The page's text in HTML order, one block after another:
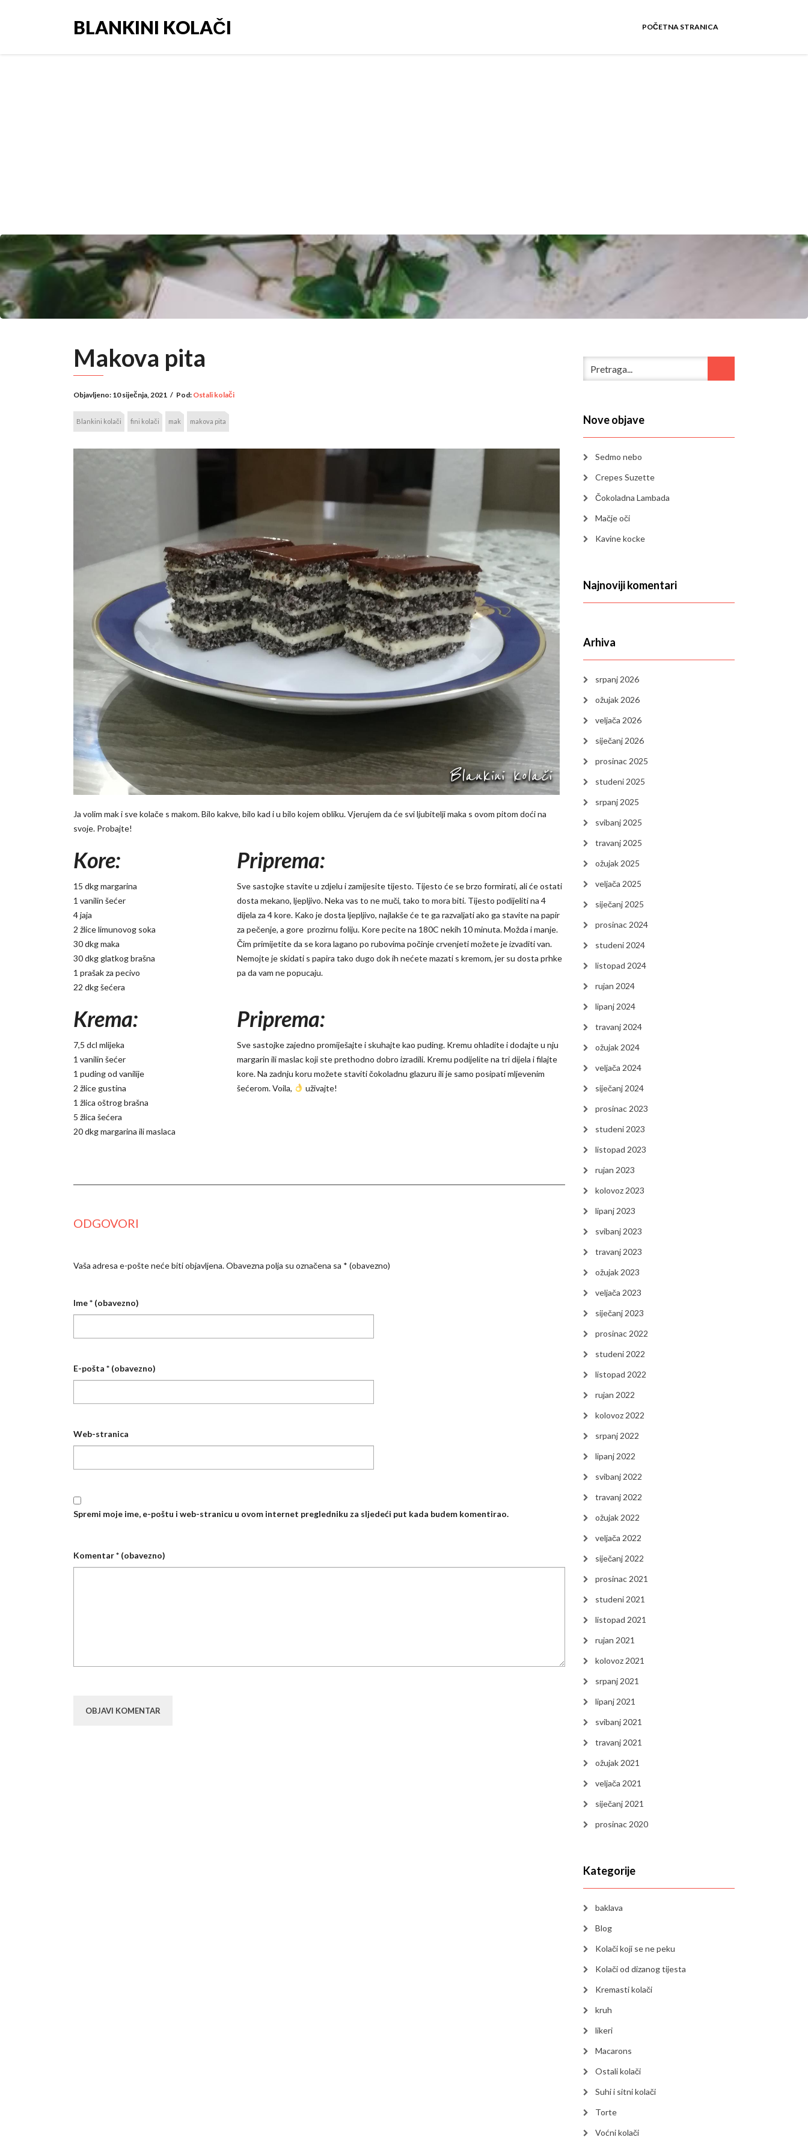
BLANKINI KOLAČI POČETNA STRANICA
Makova pita
Objavljeno: 10 siječnja, 2021 / Pod: Ostali kolači
Blankini kolači fini kolači mak makova pita
Ja volim mak i sve kolače s makom. Bilo kakve, bilo kad i u bilo kojem obliku. Vjerujem da će svi ljubitelji maka s ovom pitom doći na
svoje. Probajte!
Kore:
15 dkg margarina
1 vanilin šećer
4 jaja
2 žlice limunovog soka
30 dkg maka
30 dkg glatkog brašna
1 prašak za pecivo
22 dkg šećera
Priprema:
Sve sastojke stavite u zdjelu i zamijesite tijesto. Tijesto će se brzo formirati, ali će ostati
dosta mekano, ljepljivo. Neka vas to ne muči, tako to mora biti. Tijesto podijeliti na 4
dijela za 4 kore. Kako je dosta ljepljivo, najlakše će te ga razvaljati ako ga stavite na papir
za pečenje, a gore prozirnu foliju. Kore pecite na 180C nekih 10 minuta. Možda i manje.
Čim primijetite da se kora lagano po rubovima počinje crvenjeti možete je izvaditi van.
Nemojte je skidati s papira tako dugo dok ih nećete mazati s kremom, jer su dosta prhke
pa da vam ne popucaju.
Krema:
7,5 dcl mlijeka
1 vanilin šećer
1 puding od vanilije
2 žlice gustina
1 žlica oštrog brašna
5 žlica šećera
20 dkg margarina ili maslaca
Priprema:
Sve sastojke zajedno promiješajte i skuhajte kao puding. Kremu ohladite i dodajte u nju
margarin ili maslac koji ste prethodno dobro izradili. Kremu podijelite na tri dijela i filajte
kore. Na zadnju koru možete staviti čokoladnu glazuru ili je samo posipati mljevenim
šećerom. Voila,
uživajte!
ODGOVORI
Vaša adresa e-pošte neće biti objavljena.Obavezna polja su označena sa * (obavezno)
Ime* (obavezno)
E-pošta * (obavezno)
Web-stranica
Spremi moje ime, e-poštu i web-stranicu u ovom internet pregledniku za sljedeći put kada budem komentirao.
Komentar* (obavezno)
Nove objave
Sedmo nebo
Crepes Suzette
Čokoladna Lambada
Mačje oči
Kavine kocke
Najnoviji komentari
Arhiva
srpanj 2026
ožujak 2026
veljača 2026
siječanj 2026
prosinac 2025
studeni 2025
srpanj 2025
svibanj 2025
travanj 2025
ožujak 2025
veljača 2025
siječanj 2025
prosinac 2024
studeni 2024
listopad 2024
rujan 2024
lipanj 2024
travanj 2024
ožujak 2024
veljača 2024
siječanj 2024
prosinac 2023
studeni 2023
listopad 2023
rujan 2023
kolovoz 2023
lipanj 2023
svibanj 2023
travanj 2023
ožujak 2023
veljača 2023
siječanj 2023
prosinac 2022
studeni 2022
listopad 2022
rujan 2022
kolovoz 2022
srpanj 2022
lipanj 2022
svibanj 2022
travanj 2022
ožujak 2022
veljača 2022
siječanj 2022
prosinac 2021
studeni 2021
listopad 2021
rujan 2021
kolovoz 2021
srpanj 2021
lipanj 2021
svibanj 2021
travanj 2021
ožujak 2021
veljača 2021
siječanj 2021
prosinac 2020
Kategorije
baklava
Blog
Kolači koji se ne peku
Kolači od dizanog tijesta
Kremasti kolači
kruh
likeri
Macarons
Ostali kolači
Suhi i sitni kolači
Torte
Voćni kolači